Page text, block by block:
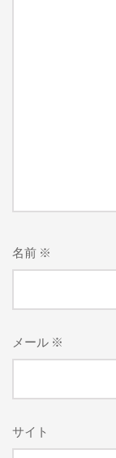
名前 ※
メール ※
サイト